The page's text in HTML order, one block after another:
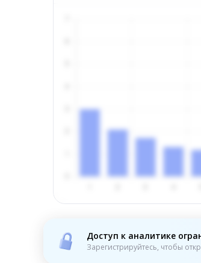
Доступ к аналитике
Зарегистрируйтесь, чтобы